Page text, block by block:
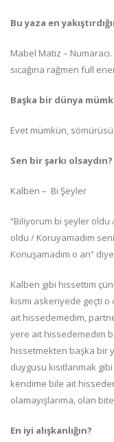
Bu yaza en
Mabel Matiz –
sıcağına rağmen full
Başka bir dünya
Evet mümkün,
Sen bir şarkı olsaydın?
Kalben – Bi Şeyler
“Biliyorum bi şeyler
oldu / Koruyamadım
Konuşamadım o an”
Kalben gibi hissettim
kısmı askeriyede geçti
ait hissedemedim,
yere ait hissedemedim
hissetmekten başka bir
duygusu kısıtlanmak
kendime bile ait
olamayışlarıma, olan
En iyi alışkanlığın?